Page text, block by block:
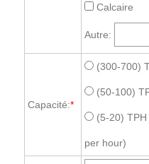
Calcaire
Autre:
Capacité:*
(300-700)
(50-100)
(5-20) TPH
per hour)